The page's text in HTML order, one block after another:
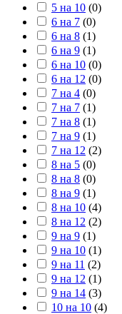
5 на 10 (0)
6 на 7 (0)
6 на 8 (1)
6 на 9 (1)
6 на 10 (0)
6 на 12 (0)
7 на 4 (0)
7 на 7 (1)
7 на 8 (1)
7 на 9 (1)
7 на 12 (2)
8 на 5 (0)
8 на 8 (0)
8 на 9 (1)
8 на 10 (4)
8 на 12 (2)
9 на 9 (1)
9 на 10 (1)
9 на 11 (2)
9 на 12 (1)
9 на 14 (3)
10 на 10 (4)